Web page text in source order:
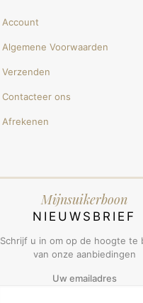
Account
Algemene Voorwaarden
Verzenden
Contacteer ons
Afrekenen
Mijnsuikerboon
NIEUWSBRIEF
Schrijf u in om op de hoogte te
van onze aanbiedingen
Uw emailadres